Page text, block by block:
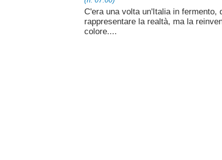
C'era una volta un'Italia in fermento,
rappresentare la realtà, ma la
colore....